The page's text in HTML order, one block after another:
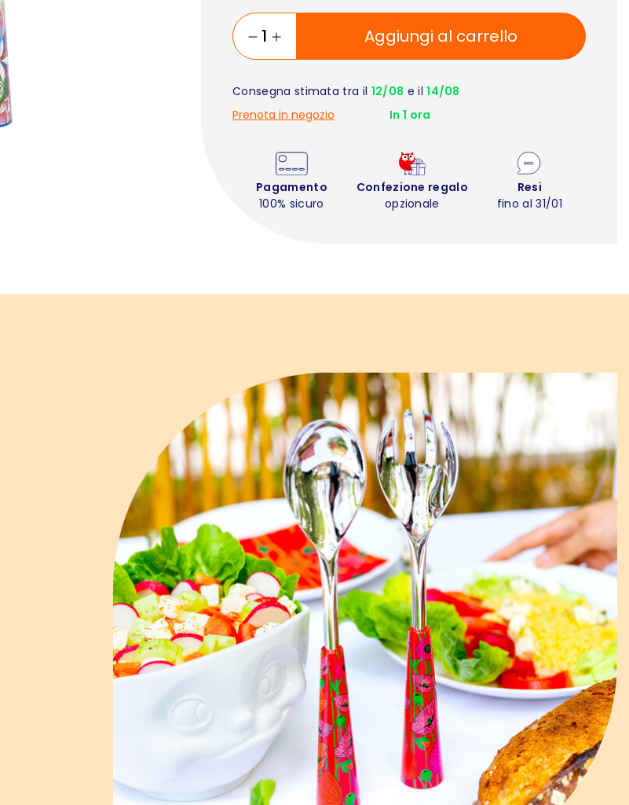
Aggiungi al carrello
Consegna stimata tra il 12/08 e il14/08
Prenota in negozio
In 1 ora
Pagamento
100% sicuro
Confezione regalo
opzionale
Resi
fino al 31/01